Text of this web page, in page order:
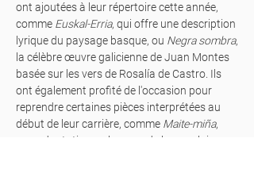
ont ajoutées à leur répertoire cette année,
comme Euskal-Erria, qui offre une description
lyrique du paysage basque, ou Negra sombra,
la célèbre œuvre galicienne de Juan Montes
basée sur les vers de Rosalía de Castro. Ils
ont également profité de l'occasion pour
reprendre certaines pièces interprétées au
début de leur carrière, comme Maite-miña,
une adaptation en basque de la populaire